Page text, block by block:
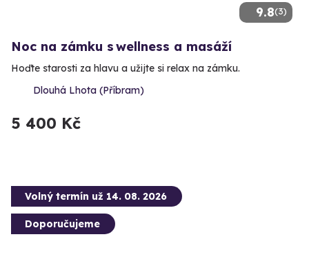
9.8(3)
Noc na zámku s wellness a masáží
Hoďte starosti za hlavu a užijte si relax na zámku.
Dlouhá Lhota (Příbram)
5 400 Kč
Volný termín už 14. 08. 2026
Doporučujeme